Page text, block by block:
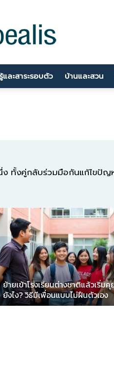
นา
าม
และสาระรอบตัว บ้านและสวน
ง ทั้งคู่กลับร่วมมือกันแก้ไขปัญ
ย้ายเข้าโรงเรียนต่างชาติแล้วเริ่มคุ
ยังไง? วิธีมีเพื่อนแบบไม่ฝืนตัวเอง